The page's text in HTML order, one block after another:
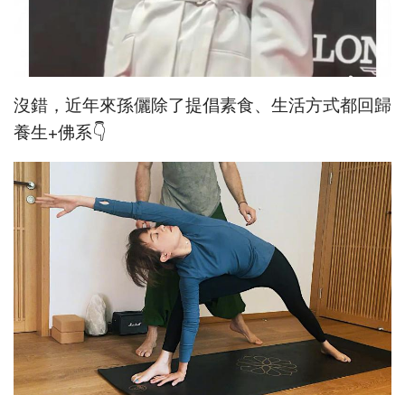
沒錯，近年來孫儷除了提倡素食、生活方式都回歸
養生+佛系👇